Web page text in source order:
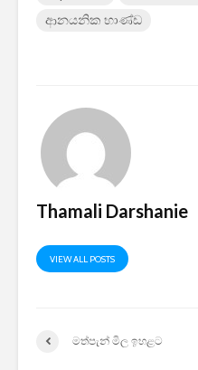
ආනයනික භාණ්ඩ
Thamali Darshanie
VIEW ALL POSTS
මත්පැන් මිල ඉහළට